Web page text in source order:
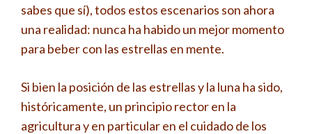
sabes que sí), todos estos escenarios son ahora
una realidad: nunca ha habido un mejor momento
para beber con las estrellas en mente.
Si bien la posición de las estrellas y la luna ha sido,
históricamente, un principio rector en la
agricultura y en particular en el cuidado de los